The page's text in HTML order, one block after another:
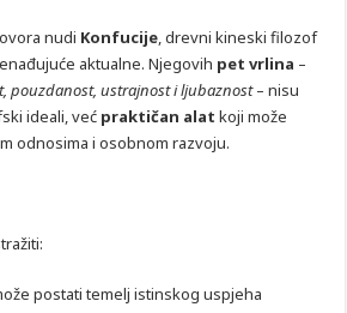
nudi Konfucije, drevni kineski filozof
aktualne. Njegovih pet vrlina –
pouzdanost, ustrajnost i ljubaznost– nisu
ideali, već praktičan alat koji može
odnosima i osobnom razvoju.
postati temelj istinskog uspjeha